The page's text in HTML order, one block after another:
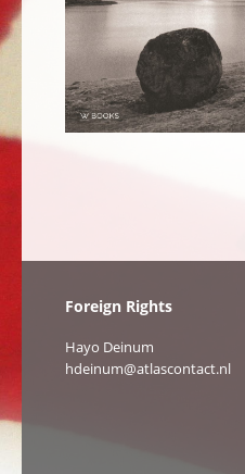
Foreign Rights
Hayo Deinum
hdeinum@atlascontact.nl